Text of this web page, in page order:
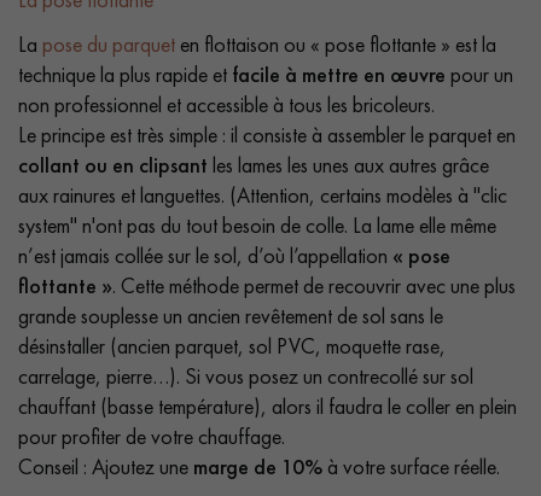
La pose du parquet en flottaison ou « pose flottante » est la
technique la plus rapide et facile à mettre en œuvre pour un
non professionnel et accessible à tous les bricoleurs.
Le principe est très simple : il consiste à assembler le parquet en
collant ou en clipsant les lames les unes aux autres grâce
aux rainures et languettes. (Attention, certains modèles à "clic
system" n'ont pas du tout besoin de colle. La lame elle même
n’est jamais collée sur le sol, d’où l’appellation « pose
flottante ». Cette méthode permet de recouvrir avec une plus
grande souplesse un ancien revêtement de sol sans le
désinstaller (ancien parquet, sol PVC, moquette rase,
carrelage, pierre…). Si vous posez un contrecollé sur sol
chauffant (basse température), alors il faudra le coller en plein
pour profiter de votre chauffage.
Conseil : Ajoutez une marge de 10% à votre surface réelle.